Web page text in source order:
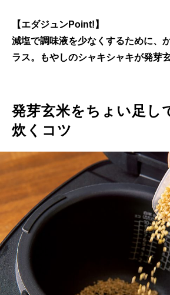
【エダジュンPoint!】
減塩で調味液を少なくするために、
ラス。もやしのシャキシャキが発芽
発芽玄米をちょい足し
炊くコツ